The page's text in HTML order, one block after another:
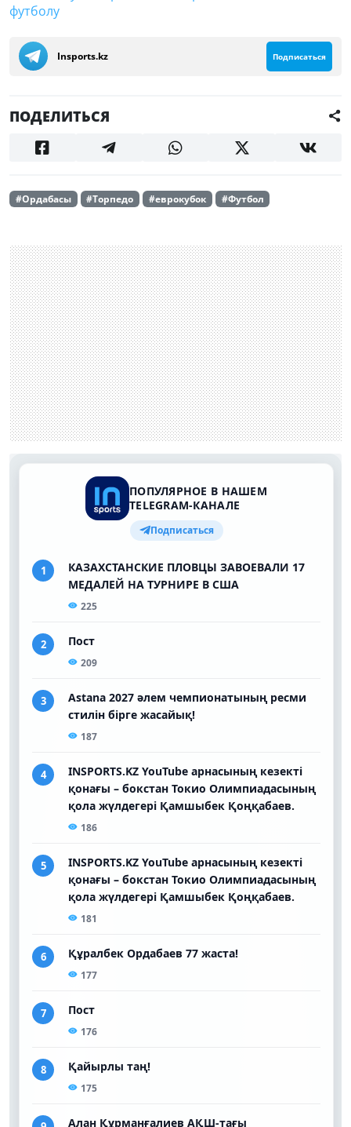
футболу
Insports.kz Подписаться
ПОДЕЛИТЬСЯ
#Ордабасы #Торпедо #еврокубок #Футбол